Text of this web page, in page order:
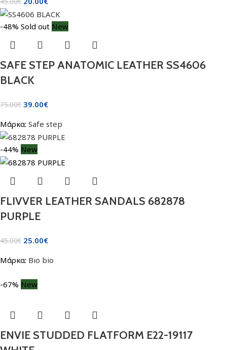
-48% Sold out New
SAFE STEP ANATOMIC LEATHER SS4606
BLACK
75.00€ 39.00€
Μάρκα: Safe step
-44% New
FLIVVER LEATHER SANDALS 682878
PURPLE
45.00€ 25.00€
Μάρκα: Bio bio
-67% New
ENVIE STUDDED FLATFORM E22-19117